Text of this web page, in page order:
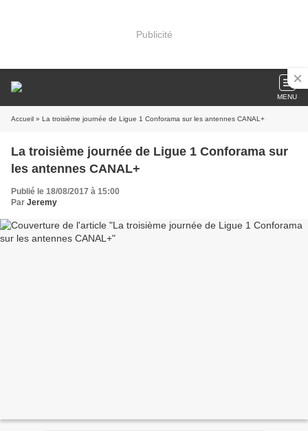
Publicité
MENU
Accueil » La troisième journée de Ligue 1 Conforama sur les antennes CANAL+
La troisième journée de Ligue 1 Conforama sur
les antennes CANAL+
Publié le 18/08/2017 à 15:00
Par Jeremy